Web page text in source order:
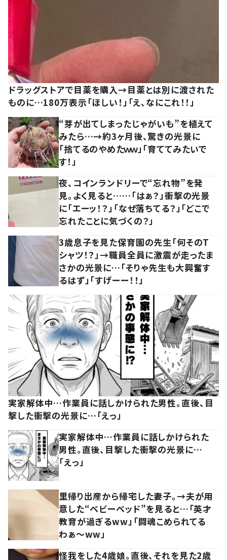
ドラッグストアで目薬を購入→目薬とは別に渡された
ものに…180万表示「ほしい！」「え、なにこれ！！」
“芽が出てしまったじゃがいも”を植えて
みたら…→約3ヶ月後、驚きの光景に
「捨てるのやめたｗｗ」「育ててみたいで
す！」
夜、コインランドリーで“忘れ物”を発
見。よく見ると……「はぁ？」衝撃の光景
に「エーッ！？」「なぜ落ちてる？」「どこで
忘れたことに気づくの？」
3歳息子を見た保育園の先生「何そのT
シャツ！？」→職員全員に激震が走ったま
さかの光景に…「そりゃ先生も大興奮す
るはず」「すげーー！！」
実家解体中…作業員に話しかけられた男性。直後、目
撃した衝撃の光景に…「えっ」
実家解体中…作業員に話しかけられた
男性。直後、目撃した衝撃の光景に…
「えっ」
里帰り出産から帰宅した妻子。→夫が用
意した“ベビーベッド”を見ると…「英才
教育が過ぎるww」「闘魂こめられてる
わぁ～ww」
怪我をした4歳娘。直後、それを見た2歳